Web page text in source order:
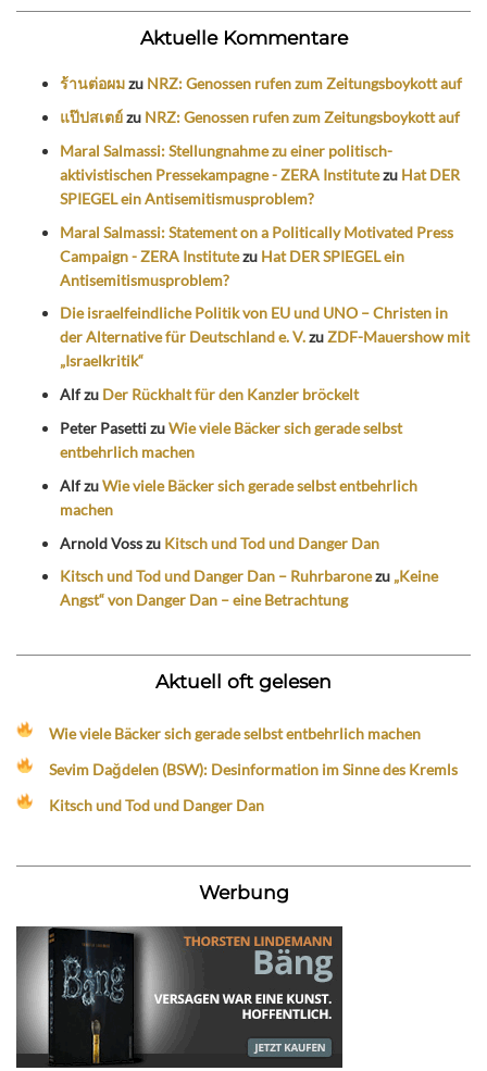
Aktuelle Kommentare
ร้านต่อผมzu NRZ: Genossen rufen zum Zeitungsboykott auf
แป๊ปสเตย์zu NRZ: Genossen rufen zum Zeitungsboykott auf
Maral Salmassi: Stellungnahme zu einer politisch-
aktivistischen Pressekampagne - ZERA Institutezu Hat DER
SPIEGEL ein Antisemitismusproblem?
Maral Salmassi: Statement on a Politically Motivated Press
Campaign - ZERA Institutezu Hat DER SPIEGEL ein
Antisemitismusproblem?
Die israelfeindliche Politik von EU und UNO – Christen in
der Alternative für Deutschland e. V.zuZDF-Mauershow mit
„Israelkritik“
Alfzu Der Rückhalt für den Kanzler bröckelt
Peter PasettizuWie viele Bäcker sich gerade selbst
entbehrlich machen
AlfzuWie viele Bäcker sich gerade selbst entbehrlich
machen
Arnold Vosszu Kitsch und Tod und Danger Dan
Kitsch und Tod und Danger Dan – Ruhrbaronezu „Keine
Angst“ von Danger Dan – eine Betrachtung
Aktuell oft gelesen
Wie viele Bäcker sich gerade selbst entbehrlich machen
Sevim Dağdelen (BSW): Desinformation im Sinne des Kremls
Kitsch und Tod und Danger Dan
Werbung